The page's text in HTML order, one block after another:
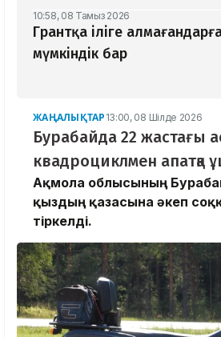
10:58, 08 Тамыз 2026
Грантқа іліге
мүмкіндік бар
ЖАҢАЛЫҚТАР 13:00, 08 Шілде 2026
Бурабайда 22 жастағы
квадроциклмен
Ақмола облысының
қыздың қазасына әкеп
тіркелді.